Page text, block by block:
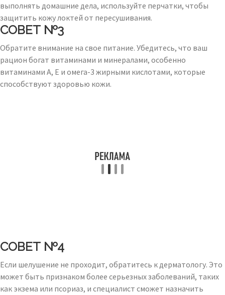
выполнять домашние дела, используйте перчатки, чтобы
защитить кожу локтей от пересушивания.
СОВЕТ №3
Обратите внимание на свое питание. Убедитесь, что ваш
рацион богат витаминами и минералами, особенно
витаминами A, E и омега-3 жирными кислотами, которые
способствуют здоровью кожи.
СОВЕТ №4
Если шелушение не проходит, обратитесь к дерматологу. Это
может быть признаком более серьезных заболеваний, таких
как экзема или псориаз, и специалист сможет назначить